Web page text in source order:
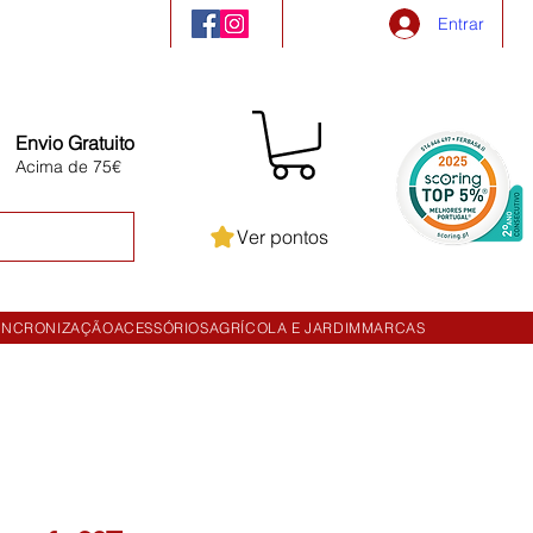
Entrar
Envio Gratuito
Acima de 75€
Ver pontos
ACESSÓRIOSAGRÍCOLA E JARDIM MARCAS